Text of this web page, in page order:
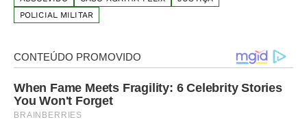
POLICIAL MILITAR